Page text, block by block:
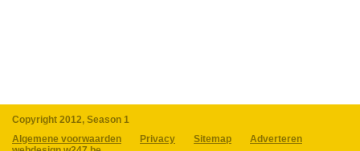
Copyright 2012, Season 1
Algemene voorwaarden
Privacy Sitemap
Adverteren